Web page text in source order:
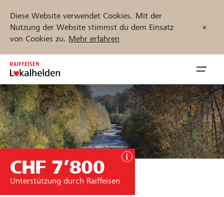
Diese Website verwendet Cookies. Mit der
Nutzung der Website stimmst du dem Einsatz
von Cookies zu. Mehr erfahren
Zum
Inhalt
springen
öffnen
Unterstützen
Projekte und Organisationen finden
Jetzt starten
CHF 7’800
Unterstützung durch Raiffeisen